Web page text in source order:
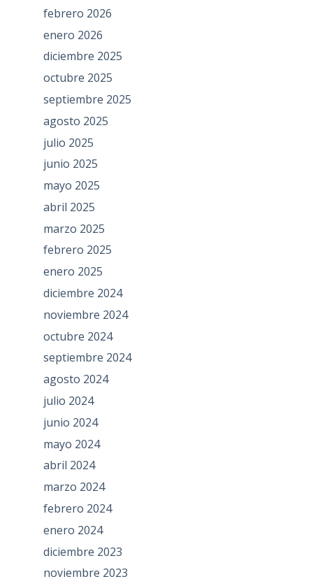
febrero 2026
enero 2026
diciembre 2025
octubre 2025
septiembre 2025
agosto 2025
julio 2025
junio 2025
mayo 2025
abril 2025
marzo 2025
febrero 2025
enero 2025
diciembre 2024
noviembre 2024
octubre 2024
septiembre 2024
agosto 2024
julio 2024
junio 2024
mayo 2024
abril 2024
marzo 2024
febrero 2024
enero 2024
diciembre 2023
noviembre 2023